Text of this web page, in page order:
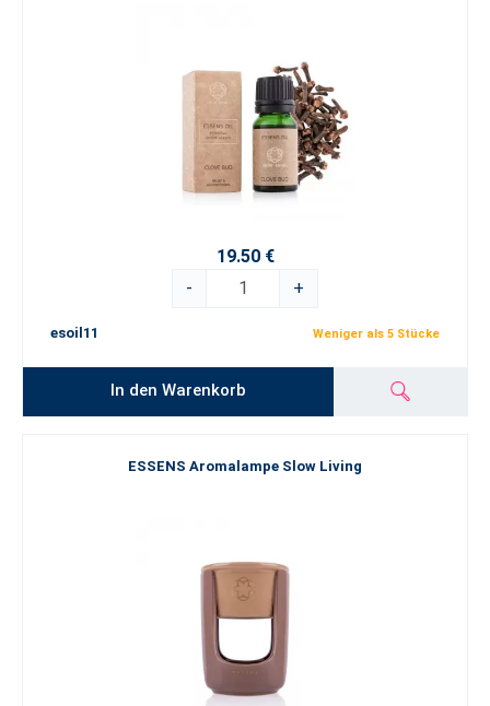
19.50 €
-
+
esoil11 Weniger als 5 Stücke
In den Warenkorb
ESSENS Aromalampe Slow Living